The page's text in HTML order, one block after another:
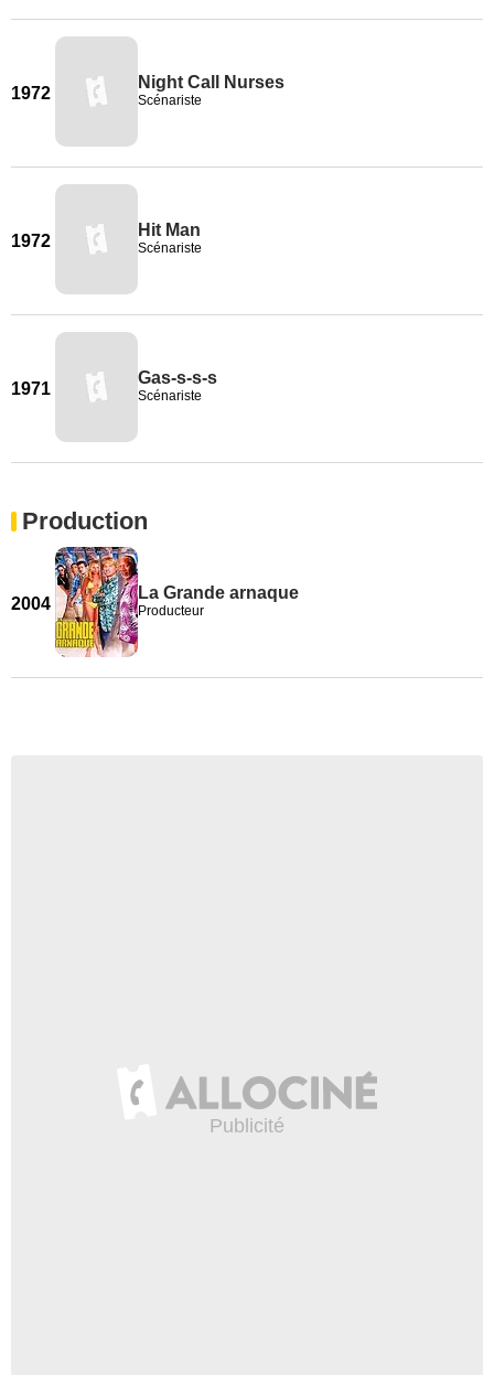
1972
Night Call Nurses
Scénariste
1972
Hit Man
Scénariste
1971
Gas-s-s-s
Scénariste
Production
2004
La Grande arnaque
Producteur